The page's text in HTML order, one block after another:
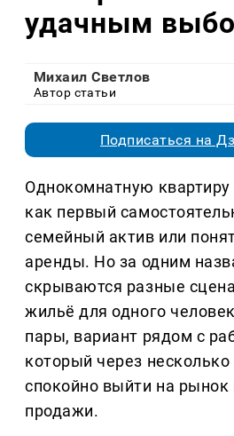
удачным
Михаил Светлов
Автор статьи
Подписаться на
Однокомнатную
как первый
семейный актив или
аренды. Но за одним
скрываются разные
жильё для одного
пары, вариант рядом с
который через
спокойно выйти на рынок
продажи.